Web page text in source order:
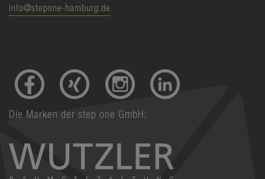
info@stepone-hamburg.de
Die Marken der step one GmbH: